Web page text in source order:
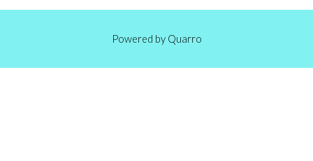
Powered by Quarro